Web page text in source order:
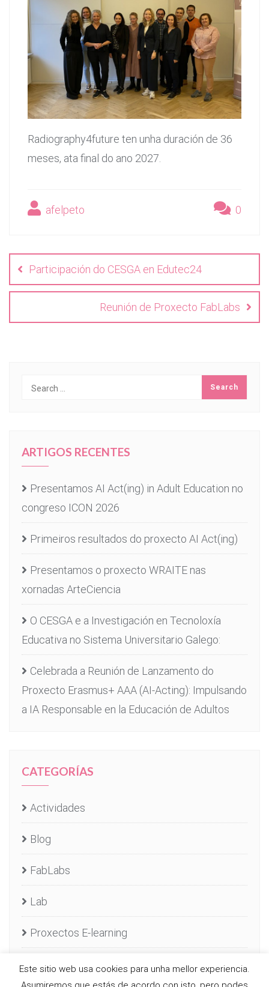
Radiography4future ten unha duración de 36
meses, ata final do ano 2027.
afelpeto 0
de
entradas
Participación do CESGA en Edutec24
Reunión de Proxecto FabLabs
ARTIGOS RECENTES
Presentamos AI Act(ing) in Adult Education no
congreso ICON 2026
Primeiros resultados do proxecto AI Act(ing)
Presentamos o proxecto WRAITE nas
xornadas ArteCiencia
O CESGA e a Investigación en Tecnoloxía
Educativa no Sistema Universitario Galego:
Celebrada a Reunión de Lanzamento do
Proxecto Erasmus+ AAA (AI-Acting): Impulsando
a IA Responsable en la Educación de Adultos
CATEGORÍAS
Actividades
Blog
FabLabs
Lab
Proxectos E-learning
Servizos E-learning
Este sitio web usa cookies para unha mellor experiencia.